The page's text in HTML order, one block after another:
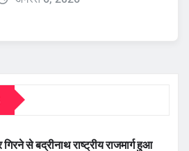
गिरने से बद्रीनाथ राष्ट्रीय राजमार्ग हुआ